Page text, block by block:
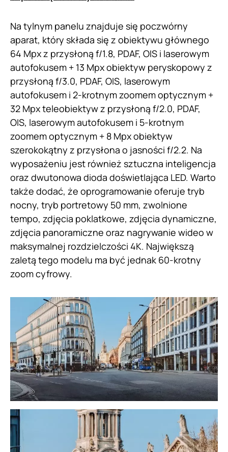
Na tylnym panelu znajduje się poczwórny
aparat, który składa się z obiektywu głównego
64 Mpx z przysłoną f/1.8, PDAF, OIS i laserowym
autofokusem + 13 Mpx obiektyw peryskopowy z
przysłoną f/3.0, PDAF, OIS, laserowym
autofokusem i 2-krotnym zoomem optycznym +
32 Mpx teleobiektyw z przysłoną f/2.0, PDAF,
OIS, laserowym autofokusem i 5-krotnym
zoomem optycznym + 8 Mpx obiektyw
szerokokątny z przysłona o jasności f/2.2. Na
wyposażeniu jest również sztuczna inteligencja
oraz dwutonowa dioda doświetlająca LED. Warto
także dodać, że oprogramowanie oferuje tryb
nocny, tryb portretowy 50 mm, zwolnione
tempo, zdjęcia poklatkowe, zdjęcia dynamiczne,
zdjęcia panoramiczne oraz nagrywanie wideo w
maksymalnej rozdzielczości 4K. Największą
zaletą tego modelu ma być jednak 60-krotny
zoom cyfrowy.